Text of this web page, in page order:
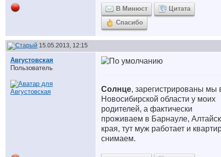
В Минюст
Цитата
Спасибо
15.05.2013, 12:15
Августовская
Пользователь
Солнце, зарегистрированы мы
Новосибирской области у моих
родителей, а фактически
проживаем в Барнауле,
края, тут муж работает и
снимаем.